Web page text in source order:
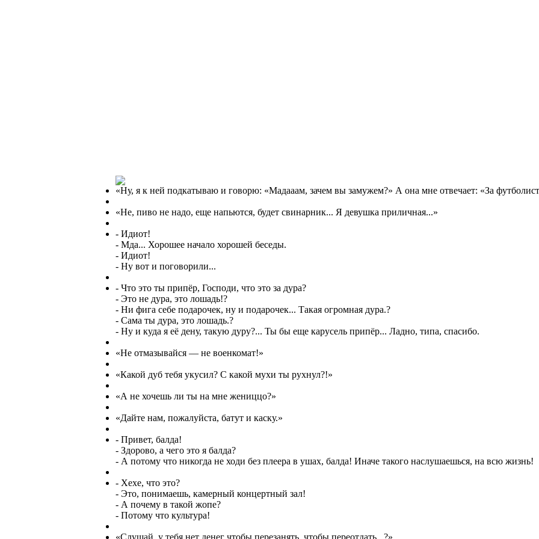
«Ну, я к ней подкатываю и говорю: «Мадааам, зачем вы замужем?» А она мне отвечает: «За
«Не, пиво не надо, еще напьются, будет свинарник... Я девушка приличная...»
- Идиот!
- Мда... Хорошее начало хорошей беседы.
- Идиот!
- Ну вот и поговорили...
- Что это ты припёр, Господи, что это за дура?
- Это не дура, это лошадь!?
- Ни фига себе подарочек, ну и подарочек... Такая огромная дура.?
- Сама ты дура, это лошадь.?
- Ну и куда я её дену, такую дуру?... Ты бы еще карусель припёр... Ладно, типа, спасибо.
«Не отмазывайся — не военкомат!»
«Какой дуб тебя укусил? С какой мухи ты рухнул?!»
«А не хочешь ли ты на мне жениццо?»
«Дайте нам, пожалуйста, батут и каску.»
- Привет, балда!
- Здорово, а чего это я балда?
- А потому что никогда не ходи без плеера в ушах, балда! Иначе такого наслушаешься, на всю жизнь!
- Хехе, что это?
- Это, понимаешь, камерный концертный зал!
- А почему в такой жопе?
- Потому что культура!
«Слушай, у тебя нет денег чтобы перезанять, чтобы переотдать...?»